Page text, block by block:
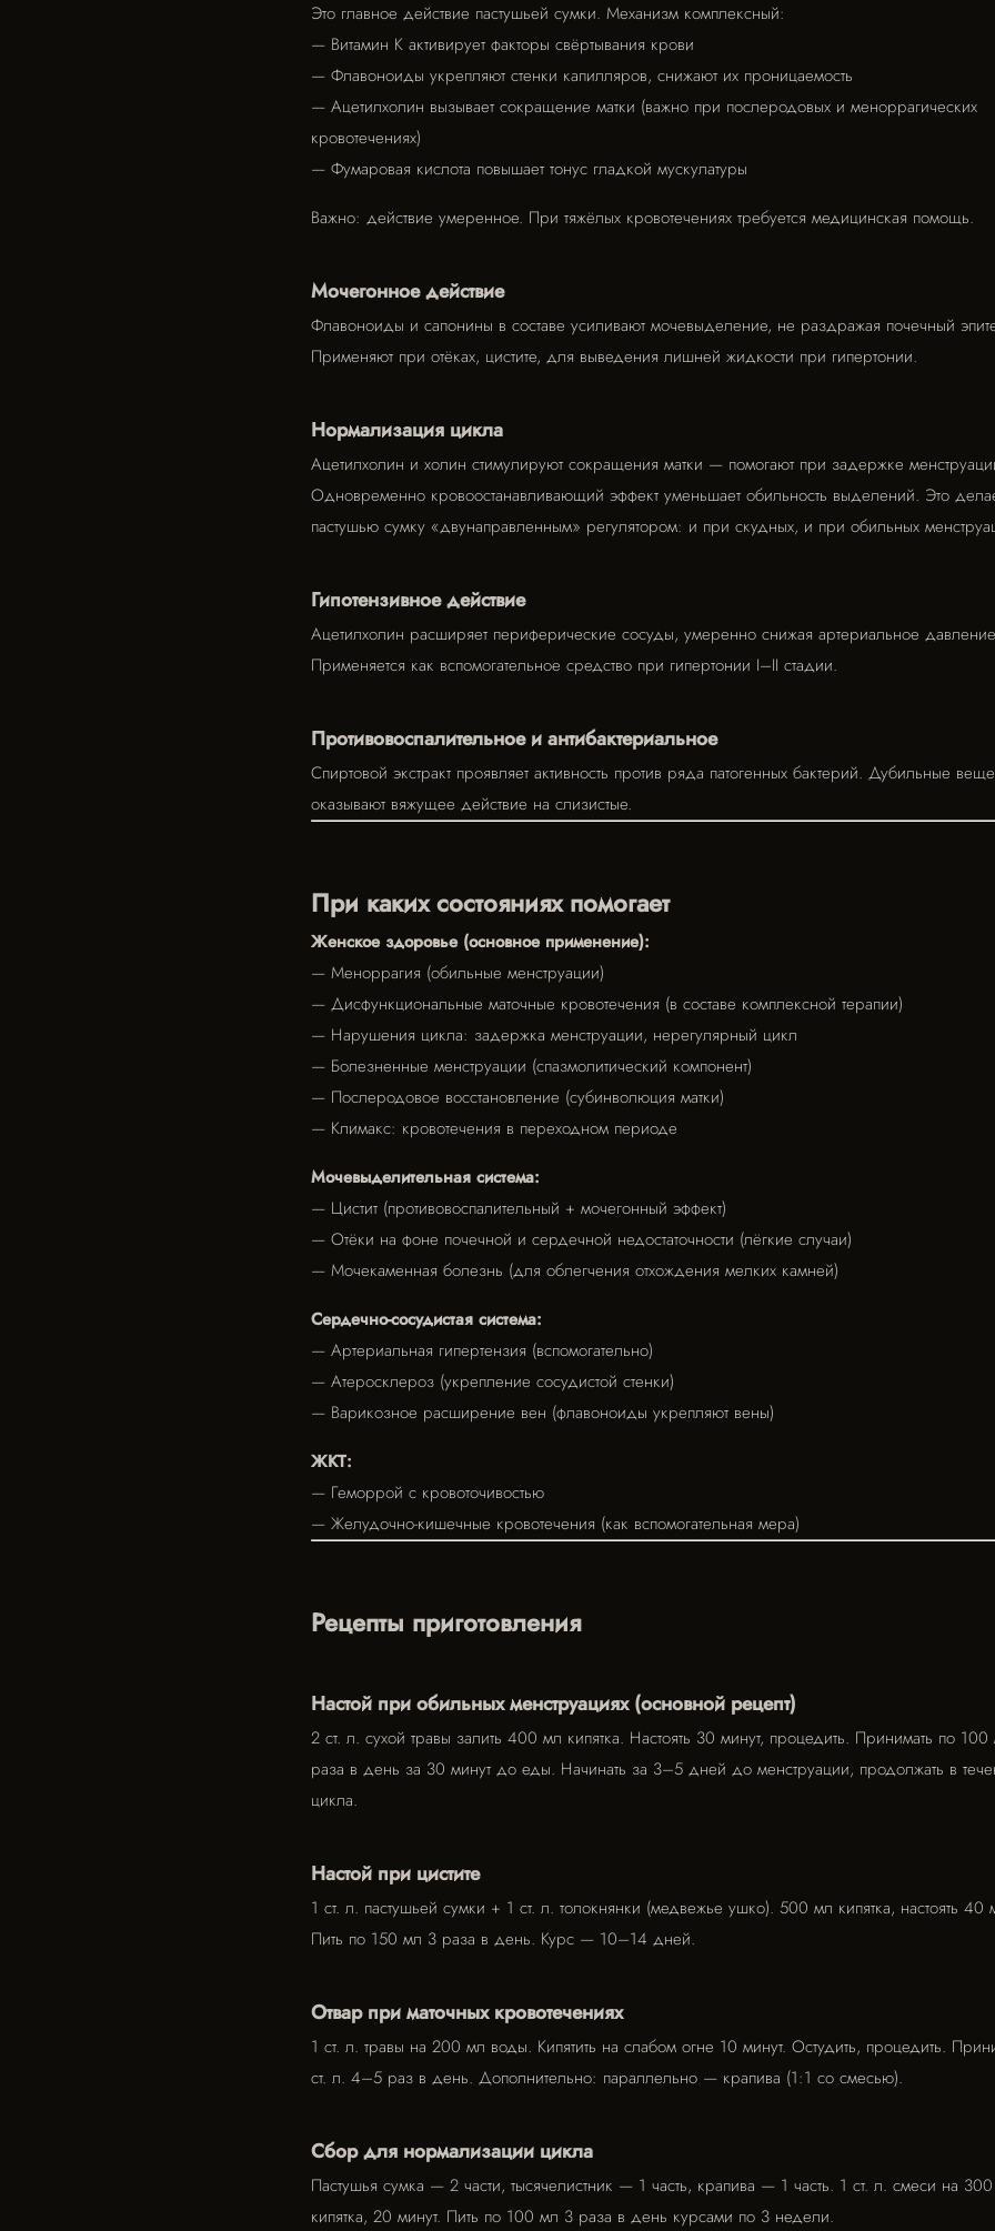
Это главное действие пастушьей сумки. Механизм комплексный:
— Витамин К активирует факторы свёртывания крови
— Флавоноиды укрепляют стенки капилляров, снижают их проницаемость
— Ацетилхолин вызывает сокращение матки (важно при послеродовых и меноррагических
кровотечениях)
— Фумаровая кислота повышает тонус гладкой мускулатуры
Важно: действие умеренное. При тяжёлых кровотечениях требуется медицинская помощь.
Мочегонное действие
Флавоноиды и сапонины в составе усиливают мочевыделение, не раздражая почечный
Применяют при отёках, цистите, для выведения лишней жидкости при гипертонии.
Нормализация цикла
Ацетилхолин и холин стимулируют сокращения матки — помогают при задержке
Одновременно кровоостанавливающий эффект уменьшает обильность выделений. Это
пастушью сумку «двунаправленным» регулятором: и при скудных, и при обильных
Гипотензивное действие
Ацетилхолин расширяет периферические сосуды, умеренно снижая артериальное
Применяется как вспомогательное средство при гипертонии I–II стадии.
Противовоспалительное и антибактериальное
Спиртовой экстракт проявляет активность против ряда патогенных бактерий. Дубильные
оказывают вяжущее действие на слизистые.
При каких состояниях помогает
Женское здоровье (основное применение):
— Меноррагия (обильные менструации)
— Дисфункциональные маточные кровотечения (в составе комплексной терапии)
— Нарушения цикла: задержка менструации, нерегулярный цикл
— Болезненные менструации (спазмолитический компонент)
— Послеродовое восстановление (субинволюция матки)
— Климакс: кровотечения в переходном периоде
Мочевыделительная система:
— Цистит (противовоспалительный + мочегонный эффект)
— Отёки на фоне почечной и сердечной недостаточности (лёгкие случаи)
— Мочекаменная болезнь (для облегчения отхождения мелких камней)
Сердечно-сосудистая система:
— Артериальная гипертензия (вспомогательно)
— Атеросклероз (укрепление сосудистой стенки)
— Варикозное расширение вен (флавоноиды укрепляют вены)
ЖКТ:
— Геморрой с кровоточивостью
— Желудочно-кишечные кровотечения (как вспомогательная мера)
Рецепты приготовления
Настой при обильных менструациях (основной рецепт)
2 ст. л. сухой травы залить 400 мл кипятка. Настоять 30 минут, процедить. Принимать по
раза в день за 30 минут до еды. Начинать за 3–5 дней до менструации, продолжать в
цикла.
Настой при цистите
1 ст. л. пастушьей сумки + 1 ст. л. толокнянки (медвежье ушко). 500 мл кипятка, настоять 40
Пить по 150 мл 3 раза в день. Курс — 10–14 дней.
Отвар при маточных кровотечениях
1 ст. л. травы на 200 мл воды. Кипятить на слабом огне 10 минут. Остудить, процедить.
ст. л. 4–5 раз в день. Дополнительно: параллельно — крапива (1:1 со смесью).
Сбор для нормализации цикла
Пастушья сумка — 2 части, тысячелистник — 1 часть, крапива — 1 часть. 1 ст. л. смеси на
кипятка, 20 минут. Пить по 100 мл 3 раза в день курсами по 3 недели.